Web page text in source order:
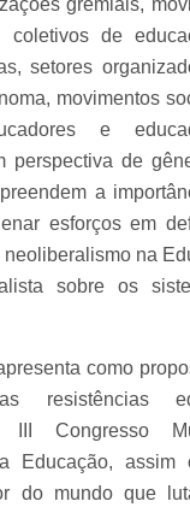
coletivos de
setores
movimentos
e
perspectiva de
a
esforços em
na
sobre os
como
resistências
III Congresso
Educação,
do mundo que